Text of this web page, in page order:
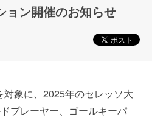
ョン開催のお知らせ
象に、2025年のセレッソ大
プレーヤー、ゴールキーパ